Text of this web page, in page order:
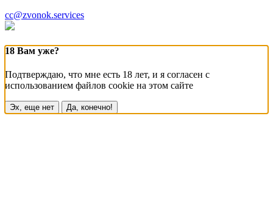
cc@zvonok.services
18 Вам уже?
Подтверждаю, что мне есть 18 лет, и я согласен с
использованием файлов cookie на этом сайте
Эх, еще нет Да, конечно!